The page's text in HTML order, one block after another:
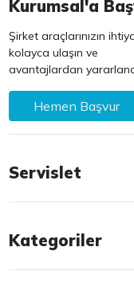
Kurumsal'a
Şirket araçlarınızın
kolayca ulaşın ve
avantajlardan
Hemen Başvur
Servislet
Kategoriler